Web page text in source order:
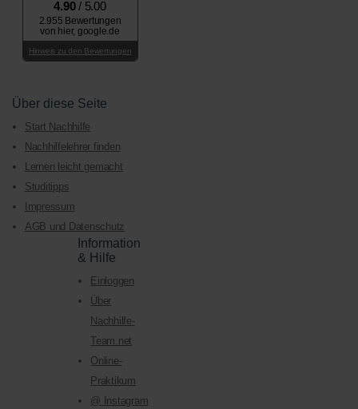
4.90/ 5.00
2.955 Bewertungen
von hier, google.de
Hinweis zu den Bewertungen
Über diese Seite
Start Nachhilfe
Nachhilfelehrer finden
Lernen leicht gemacht
Studitipps
Impressum
AGB und Datenschutz
Information
& Hilfe
Einloggen
Über
Nachhilfe-
Team.net
Online-
Praktikum
@ Instagram